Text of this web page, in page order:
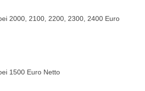
2000, 2100, 2200, 2300, 2400 Euro
1500 Euro Netto